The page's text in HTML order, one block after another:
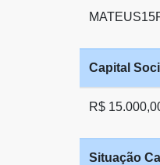
Capital
R$
Situação